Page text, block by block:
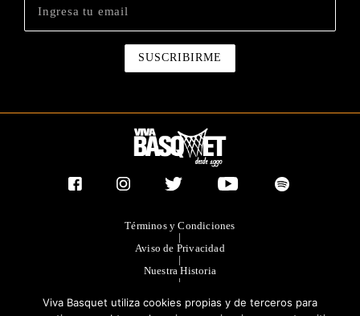
Términos y Condiciones
|
Aviso de Privacidad
|
Nuestra Historia
|
|
Viva Basquet utiliza cookies propias y de terceros para